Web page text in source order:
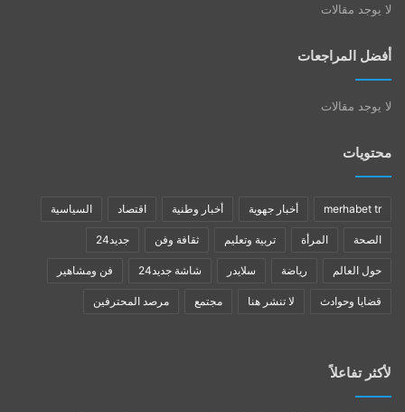
لا يوجد مقالات
أفضل المراجعات
لا يوجد مقالات
محتويات
merhabet tr أخبار جهوية أخبار وطنية اقتصاد السياسية
الصحة المرأة تربية وتعليم ثقافة وفن جديد24
حول العالم رياضة سلايدر شاشة جديد24 فن ومشاهير
قضايا وحوادث لا تنشر هنا مجتمع مرصد المحترفين
لأكثر تفاعلاً